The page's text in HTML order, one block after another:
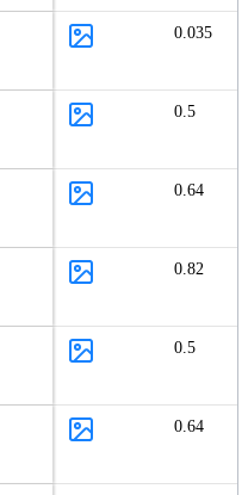
0.035
0.5
0.64
0.82
0.5
0.64